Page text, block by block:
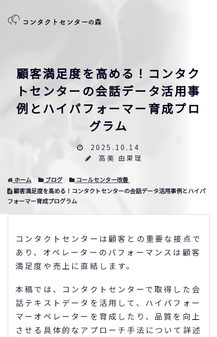
顧客満足度を高める！コンタク
トセンターの会話データ活用事
例とハイパフォーマー育成プロ
グラム
2025.10.14
高美 由果理
ホーム ブログ
コールセンター改善
顧客満足度を高める！コンタクトセンターの会話データ活用事例とハイパ
フォーマー育成プログラム
コンタクトセンターは顧客との重要な接点で
あり、オペレーターのパフォーマンスは顧客
満足度や売上に直結します。
本稿では、コンタクトセンターで取得した会
話テキストデータを活用して、ハイパフォー
マーオペレーターを育成したり、品質を向上
させる具体的なアプローチ手法について詳述